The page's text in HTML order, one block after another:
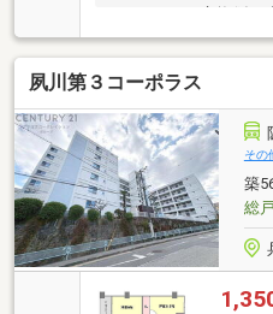
イレ新規交換・洗面化
テムキッチン交換・給
コン新設済・
～●甲陽園小
●ファミリーマート
オアシス 甲陽園
夙川第３コーポラス
その
築
総